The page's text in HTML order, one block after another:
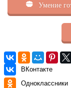
Умение
ВКонтакте
Одноклассники